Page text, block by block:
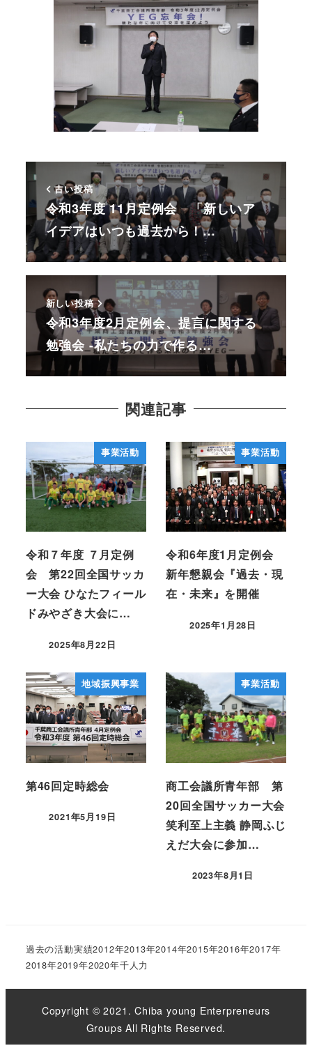
古い投稿
令和3年度 11月定例会 「新しいア
イデアはいつも過去から！…
新しい投稿
令和3年度2月定例会、提言に関する
勉強会 -私たちの力で作る…
関連記事
事業活動
令和７年度 ７月定例
会 第22回全国サッカ
ー大会 ひなたフィール
ドみやざき大会に…
2025年8月22日
事業活動
令和6年度1月定例会
新年懇親会『過去・現
在・未来』を開催
2025年1月28日
地域振興事業
第46回定時総会
2021年5月19日
事業活動
商工会議所青年部 第
20回全国サッカー大会
笑利至上主義 静岡ふじ
えだ大会に参加…
2023年8月1日
過去の活動実績2012年2013年2014年2015年2016年2017年
2018年2019年2020年千人力
Copyright © 2021. Chiba young Enterpreneurs
Groups All Rights Reserved.